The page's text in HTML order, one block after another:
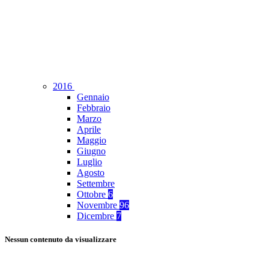
2016
Gennaio
Febbraio
Marzo
Aprile
Maggio
Giugno
Luglio
Agosto
Settembre
Ottobre 6
Novembre 96
Dicembre 7
Nessun contenuto da visualizzare